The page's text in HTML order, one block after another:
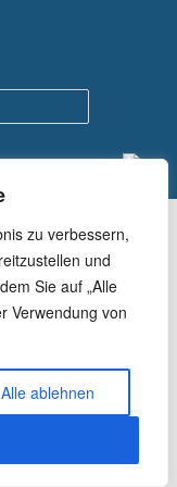
zu verbessern,
und
Sie auf „Alle
Verwendung von
Alle ablehnen